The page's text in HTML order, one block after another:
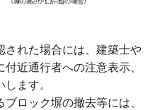
れた場合には、建築士や
近通行者への注意表示、
ます。
ロック塀の撤去等には、